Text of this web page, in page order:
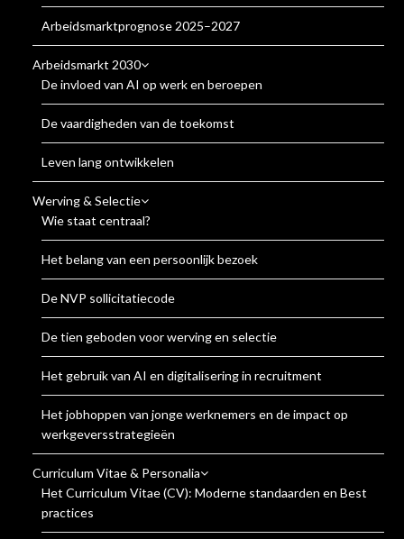
Arbeidsmarktprognose 2025–2027
Arbeidsmarkt 2030
De invloed van AI op werk en beroepen
De vaardigheden van de toekomst
Leven lang ontwikkelen
Werving & Selectie
Wie staat centraal?
Het belang van een persoonlijk bezoek
De NVP sollicitatiecode
De tien geboden voor werving en selectie
Het gebruik van AI en digitalisering in recruitment
Het jobhoppen van jonge werknemers en de impact op
werkgeversstrategieën
Curriculum Vitae & Personalia
Het Curriculum Vitae (CV): Moderne standaarden en Best
practices